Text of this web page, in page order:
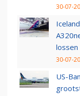
30-07-
lossen
30-07-
US-